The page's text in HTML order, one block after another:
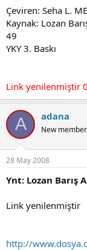
Çeviren: Seha L.
Kaynak: Lozan
49
YKY 3. Baskı
Link yenilenmiştir
A adana
New member
28 May 2008
Ynt: Lozan Barış
Link yenilenmiştir
http://